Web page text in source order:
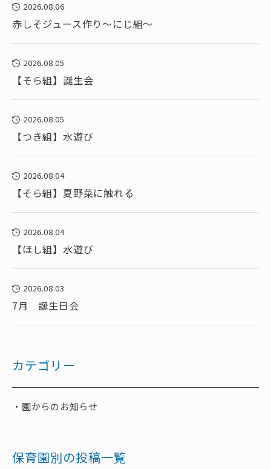
2026.08.06
赤しそジュース作り～にじ組～
2026.08.05
【そら組】誕生会
2026.08.05
【つき組】水遊び
2026.08.04
【そら組】夏野菜に触れる
2026.08.04
【ほし組】水遊び
2026.08.03
7月 誕生日会
カテゴリー
園からのお知らせ
保育園別の投稿一覧